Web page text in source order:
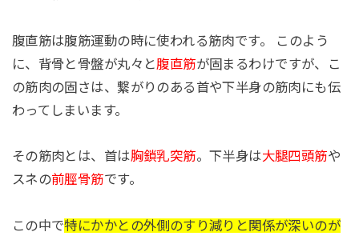
腹直筋は腹筋運動の時に使われる筋肉です。 このよう
に、背骨と骨盤が丸々と 腹直筋が固まるわけですが、こ
の筋肉の固さは、繋がりのある首や下半身の筋肉にも伝
わってしまいます。
その筋肉とは、首は胸鎖乳突筋。下半身は大腿四頭筋や
スネの前脛骨筋です。
この中で特にかかとの外側のすり減りと関係が深いのが